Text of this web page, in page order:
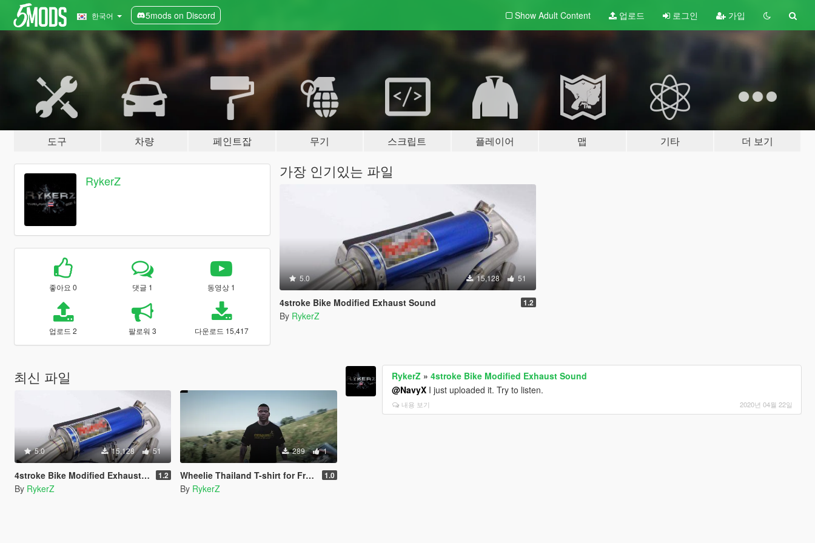
한국어 5mods on Discord Show Adult Content 업로드 로그인 가입
도구 차량 페인트잡 무기 스크립트 플레이어 맵 기타 더 보기
RykerZ
좋아요 0 댓글 1 동영상 1
업로드 2 팔로워 3 다운로드 15,417
가장 인기있는 파일
5.0 15,128 51
4stroke Bike Modified Exhaust Sound 1.2
By RykerZ
최신 파일
5.0 15,128 51
4stroke Bike Modified Exhaust Sound 1.2
By RykerZ
289 1
Wheelie Thailand T-shirt for Franklin 1.0
By RykerZ
RykerZ »4stroke Bike Modified Exhaust Sound
@NavyX I just uploaded it. Try to listen.
내용 보기 2020년 04월 22일